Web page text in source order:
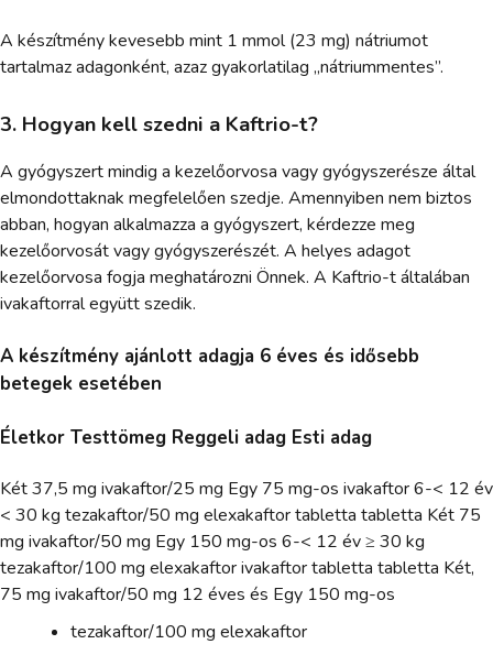
A készítmény kevesebb mint 1 mmol (23 mg) nátriumot
tartalmaz adagonként, azaz gyakorlatilag „nátriummentes”.
3. Hogyan kell szedni a Kaftrio-t?
A gyógyszert mindig a kezelőorvosa vagy gyógyszerésze által
elmondottaknak megfelelően szedje. Amennyiben nem biztos
abban, hogyan alkalmazza a gyógyszert, kérdezze meg
kezelőorvosát vagy gyógyszerészét. A helyes adagot
kezelőorvosa fogja meghatározni Önnek. A Kaftrio-t általában
ivakaftorral együtt szedik.
A készítmény ajánlott adagja 6 éves és idősebb
betegek esetében
Életkor Testtömeg Reggeli adag Esti adag
Két 37,5 mg ivakaftor/25 mg Egy 75 mg-os ivakaftor 6-< 12 év
< 30 kg tezakaftor/50 mg elexakaftor tabletta tabletta Két 75
mg ivakaftor/50 mg Egy 150 mg-os 6-< 12 év ≥ 30 kg
tezakaftor/100 mg elexakaftor ivakaftor tabletta tabletta Két,
75 mg ivakaftor/50 mg 12 éves és Egy 150 mg-os
tezakaftor/100 mg elexakaftor